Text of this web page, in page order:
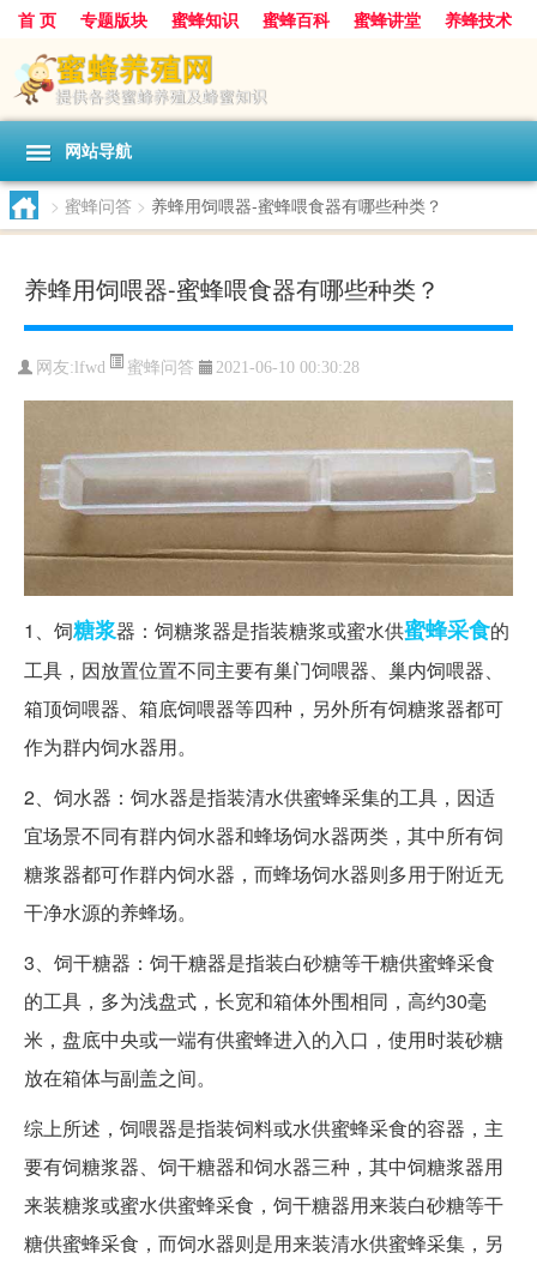
首 页 专题版块 蜜蜂知识 蜜蜂百科 蜜蜂讲堂
养蜂技术
中华蜜蜂
蜂蜜 胡蜂
网站导航
> 蜜蜂问答 > 养蜂用饲喂器-蜜蜂喂食器有哪些种类？
养蜂用饲喂器-蜜蜂喂食器有哪些种类？
网友:lfwd 蜜蜂问答 2021-06-10 00:30:28
1、饲糖浆器：饲糖浆器是指装糖浆或蜜水供蜜蜂采食的
工具，因放置位置不同主要有巢门饲喂器、巢内饲喂器、
箱顶饲喂器、箱底饲喂器等四种，另外所有饲糖浆器都可
作为群内饲水器用。
2、饲水器：饲水器是指装清水供蜜蜂采集的工具，因适
宜场景不同有群内饲水器和蜂场饲水器两类，其中所有饲
糖浆器都可作群内饲水器，而蜂场饲水器则多用于附近无
干净水源的养蜂场。
3、饲干糖器：饲干糖器是指装白砂糖等干糖供蜜蜂采食
的工具，多为浅盘式，长宽和箱体外围相同，高约30毫
米，盘底中央或一端有供蜜蜂进入的入口，使用时装砂糖
放在箱体与副盖之间。
综上所述，饲喂器是指装饲料或水供蜜蜂采食的容器，主
要有饲糖浆器、饲干糖器和饲水器三种，其中饲糖浆器用
来装糖浆或蜜水供蜜蜂采食，饲干糖器用来装白砂糖等干
糖供蜜蜂采食，而饲水器则是用来装清水供蜜蜂采集，另